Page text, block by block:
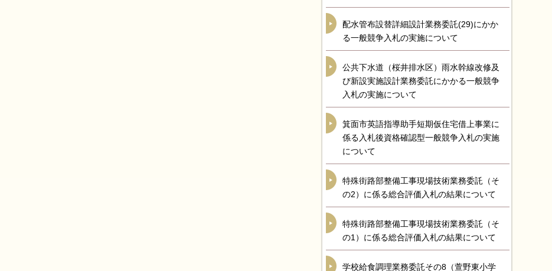
配水管布設替詳細設計業務委託(29)にかか
る一般競争入札の実施について
公共下水道（桜井排水区）雨水幹線改修及
び新設実施設計業務委託にかかる一般競争
入札の実施について
箕面市英語指導助手短期仮住宅借上事業に
係る入札後資格確認型一般競争入札の実施
について
特殊街路部整備工事現場技術業務委託（そ
の2）に係る総合評価入札の結果について
特殊街路部整備工事現場技術業務委託（そ
の1）に係る総合評価入札の結果について
学校給食調理業務委託その8（萱野東小学